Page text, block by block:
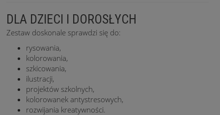
DLA DZIECI I DOROSŁYCH
Zestaw doskonale sprawdzi się do:
rysowania,
kolorowania,
szkicowania,
ilustracji,
projektów szkolnych,
kolorowanek antystresowych,
rozwijania kreatywności.